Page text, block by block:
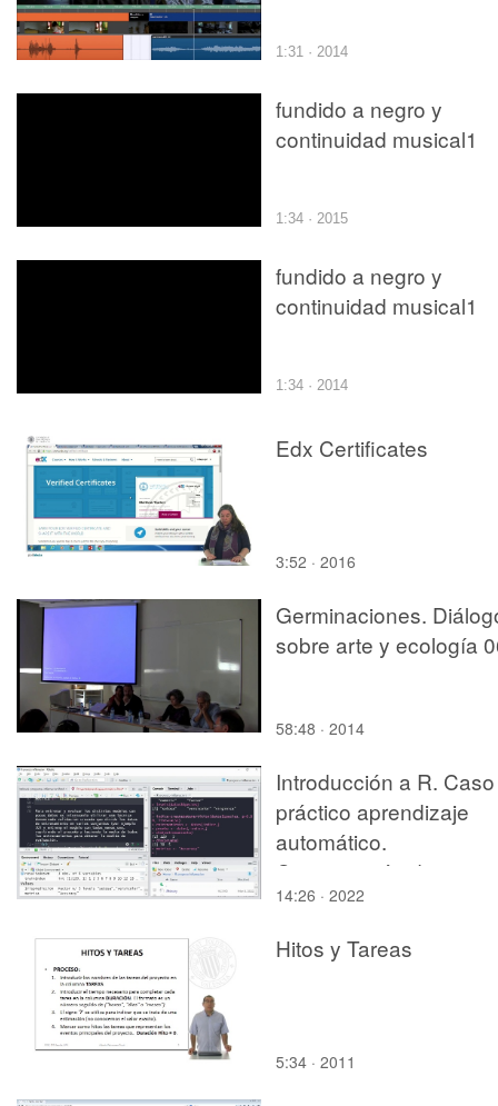
1:31 · 2014
fundido a negro y
continuidad musical1
1:34 · 2015
fundido a negro y
continuidad musical1
1:34 · 2014
Edx Certificates
3:52 · 2016
Germinaciones.
sobre arte y ecología
58:48 · 2014
Introducción a R. Caso
práctico aprendizaje
automático.
Comparación de varios
algoritmos
14:26 · 2022
Hitos y Tareas
5:34 · 2011